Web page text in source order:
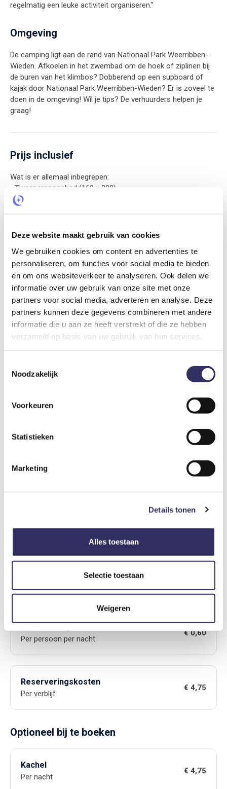
Deze website maakt gebruik van cookies
We gebruiken cookies om content en advertenties te
personaliseren, om functies voor social media te bieden
en om ons websiteverkeer te analyseren. Ook delen we
informatie over uw gebruik van onze site met onze
partners voor social media, adverteren en analyse. Deze
partners kunnen deze gegevens combineren met andere
informatie die u aan ze heeft verstrekt of die ze hebben
verzameld op basis van uw gebruik van hun services.
Noodzakelijk
Voorkeuren
Statistieken
Marketing
Details tonen
Alles toestaan
Selectie toestaan
Weigeren
regelmatig een leuke activiteit organiseren."
Omgeving
De camping ligt aan de rand van Nationaal Park Weerribben-
Wieden. Afkoelen in het zwembad om de hoek of ziplinen bij
de buren van het klimbos? Dobberend op een supboard of
kajak door Nationaal Park Weerribben-Wieden? Er is zoveel te
doen in de omgeving! Wil je tips? De verhuurders helpen je
graag!
Prijs inclusief
Wat is er allemaal inbegrepen:
• Tweepersoonsbed (160 x 200)
• 3 x eenpersoonsbed (90 x 200)
• Fleece dekens
• Koelkast
• Spiegel
• Bestek, borden, bekers en glazen
• Benodigdheden voor de afwas
• Sfeervolle verlichting
• Veger en blik
• Droogrekje
• Stoelen
• Afrikaanse vibes
Ook mag je gebruik maken van de gedeelde campingkeuken in
onze campinglounge, hier vind je:
• Potten en pannen
• Broodrooster
Bijkomende kosten
Toeristenbelasting
Per persoon per nacht
€ 0,60
Reserveringskosten
Per verblijf
€ 4,75
Optioneel bij te boeken
Kachel
Per nacht
€ 4,75